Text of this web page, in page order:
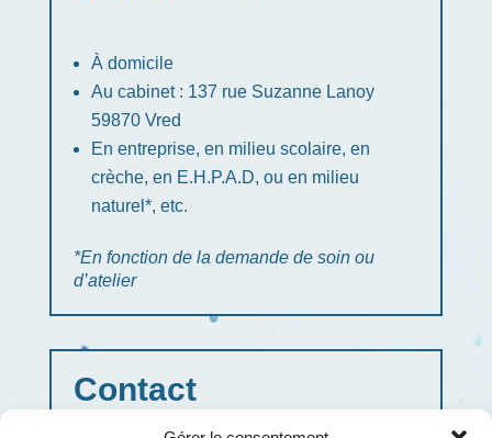
À domicile
Au cabinet : 137 rue Suzanne Lanoy
59870 Vred
En entreprise, en milieu scolaire, en
crèche, en E.H.P.A.D, ou en milieu
naturel*, etc.
*En fonction de la demande de soin ou
d’atelier
Contact